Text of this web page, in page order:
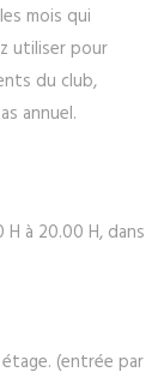
mois qui
utiliser pour
du club,
annuel.
à 20.00 H, dans
(entrée par